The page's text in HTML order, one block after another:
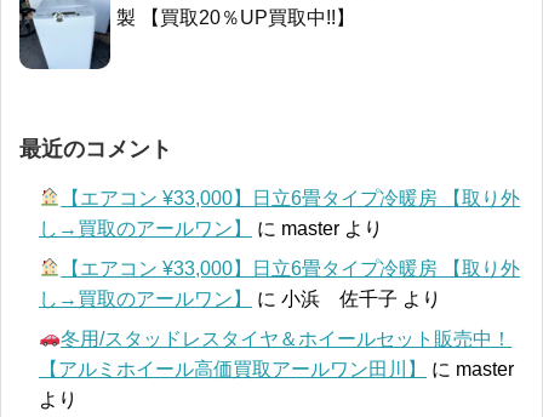
製 【買取20％UP買取中!!】
最近のコメント
【エアコン ¥33,000】日立6畳タイプ冷暖房 【取り外
し→買取のアールワン】
に master より
【エアコン ¥33,000】日立6畳タイプ冷暖房 【取り外
し→買取のアールワン】
に 小浜 佐千子 より
冬用/スタッドレスタイヤ＆ホイールセット販売中！
【アルミホイール高価買取アールワン田川】
に master
より